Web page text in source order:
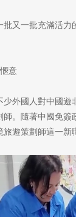
又一批充滿活力
意
外國人對中國
。隨著中國免簽
遊策劃師這一新